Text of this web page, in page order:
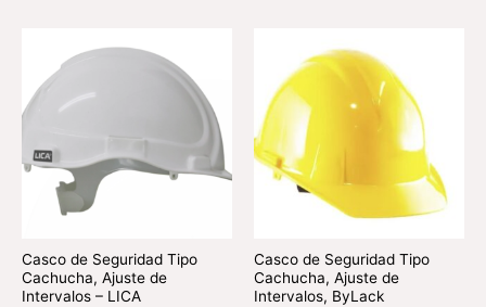
Casco de Seguridad Tipo
Cachucha, Ajuste de
Intervalos – LICA
Casco de Seguridad Tipo
Cachucha, Ajuste de
Intervalos, ByLack